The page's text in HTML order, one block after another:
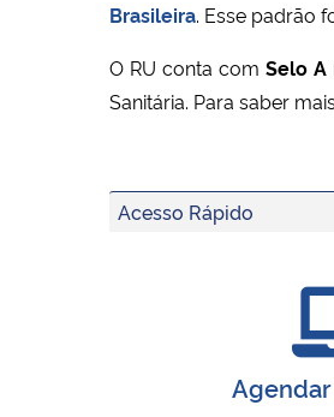
Brasileira. Esse padrão
O RU conta comSelo A
Sanitária. Para saber
Acesso Rápido